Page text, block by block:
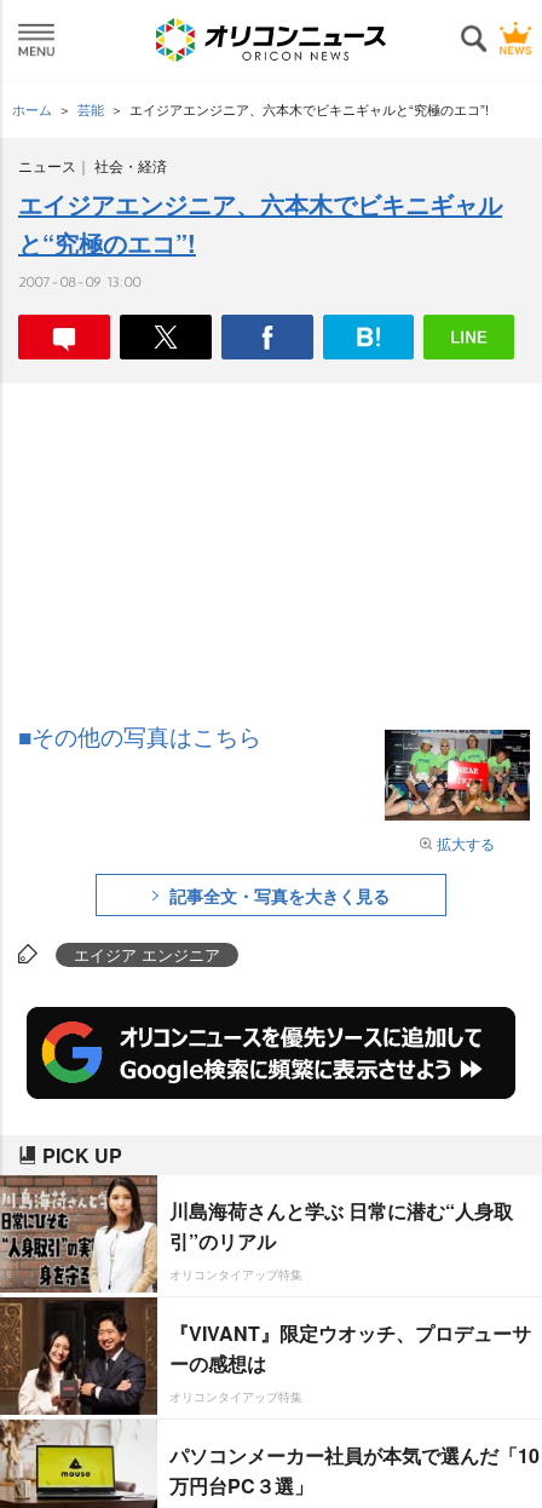
ホーム 芸能 エイジアエンジニア、六本木でビキニギャルと“究極のエコ”!
ニュース 社会・経済
エイジアエンジニア、六本木でビキニギャル
と“究極のエコ”!
2007-08-09 13:00
拡大する
■その他の写真はこちら
記事全文・写真を大きく見る
エイジア エンジニア
PICK UP
川島海荷さんと学ぶ 日常に潜む“人身取
引”のリアル
オリコンタイアップ特集
『VIVANT』限定ウオッチ、プロデューサ
ーの感想は
オリコンタイアップ特集
パソコンメーカー社員が本気で選んだ「10
万円台PC３選」